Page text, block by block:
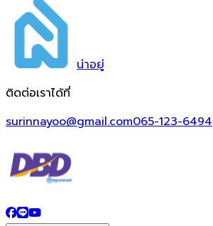
น่าอยู่
ติดต่อเราได้ที่
surinnayoo@gmail.com065-123-6494